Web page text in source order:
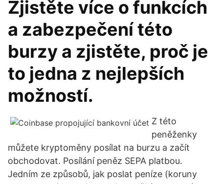
Zjistěte více o funkcích
a zabezpečení této
burzy a zjistěte, proč je
to jedna z nejlepších
možností.
Z této
peněženky
můžete kryptoměny posílat na burzu a začít
obchodovat. Posílání peněz SEPA platbou.
Jedním ze způsobů, jak poslat peníze (koruny